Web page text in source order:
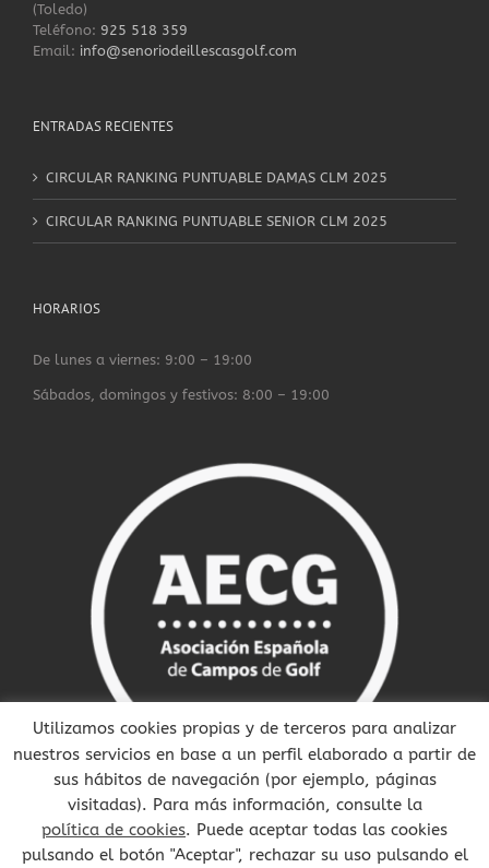
(Toledo)
Teléfono: 925 518 359
Email: info@senoriodeillescasgolf.com
ENTRADAS RECIENTES
CIRCULAR RANKING PUNTUABLE DAMAS CLM 2025
CIRCULAR RANKING PUNTUABLE SENIOR CLM 2025
HORARIOS
De lunes a viernes: 9:00 – 19:00
Sábados, domingos y festivos: 8:00 – 19:00
Utilizamos cookies propias y de terceros para analizar
nuestros servicios en base a un perfil elaborado a partir de
sus hábitos de navegación (por ejemplo, páginas
visitadas). Para más información, consulte la
política de cookies. Puede aceptar todas las cookies
pulsando el botón "Aceptar", rechazar su uso pulsando el